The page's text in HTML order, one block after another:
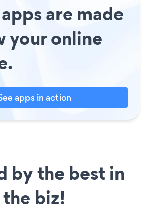
are made
your online
apps in action
by the best in
the biz!